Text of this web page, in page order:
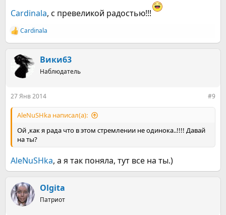
Cardinala, с превеликой радостью!!!
Р
е
ц
и
Cardinala
Вики63
Наблюдатель
27 Янв 2014 #9
AleNuSHka написал(а):
Ой ,как я рада что в этом стремлении не одинока..!!!! Давай
на ты?
AleNuSHka, а я так поняла, тут все на ты.)
Olgita
Патриот